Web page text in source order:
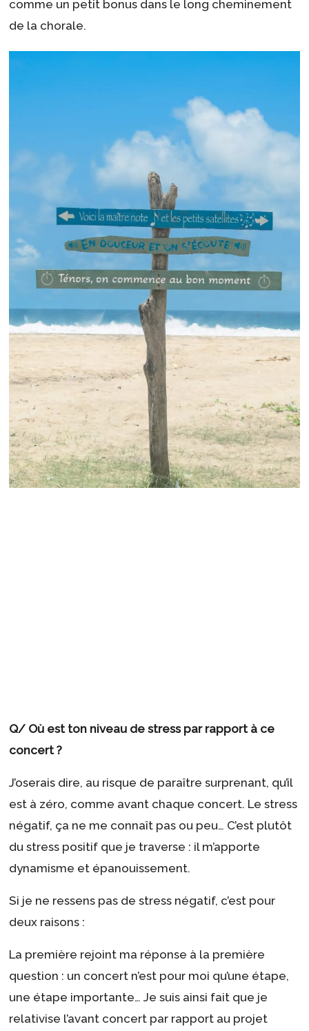
comme un petit bonus dans le long cheminement
de la chorale.
Q/ Où est ton niveau de stress par rapport à ce
concert ?
J’oserais dire, au risque de paraître surprenant, qu’il
est à zéro, comme avant chaque concert. Le stress
négatif, ça ne me connaît pas ou peu… C’est plutôt
du stress positif que je traverse : il m’apporte
dynamisme et épanouissement.
Si je ne ressens pas de stress négatif, c’est pour
deux raisons :
La première rejoint ma réponse à la première
question : un concert n’est pour moi qu’une étape,
une étape importante… Je suis ainsi fait que je
relativise l’avant concert par rapport au projet